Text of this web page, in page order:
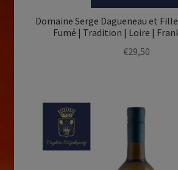
Domaine Serge Dagueneau et
Fumé | Tradition | Loire |
€29,50